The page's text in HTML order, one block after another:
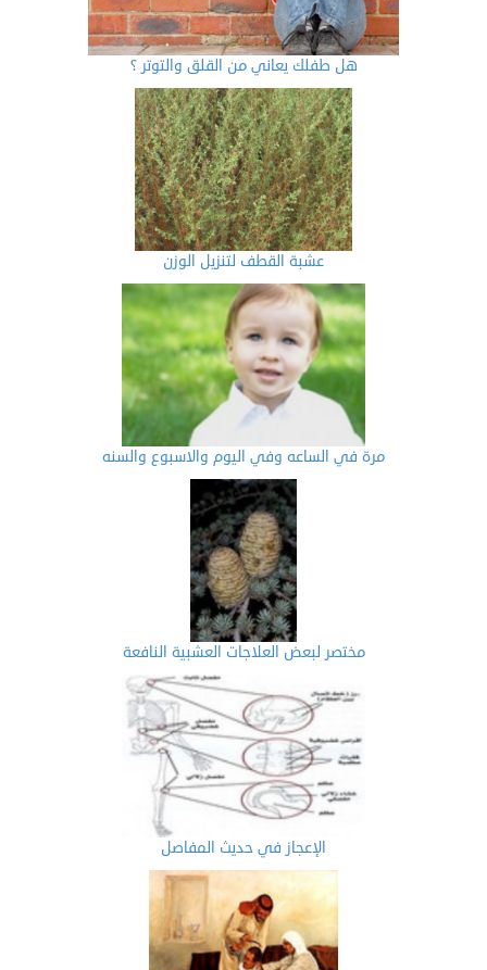
هل طفلك يعاني من القلق والتوتر ؟
عشبة القطف لتنزيل الوزن
مرة في الساعه وفي اليوم والاسبوع والسنه
مختصر لبعض العلاجات العشبية النافعة
الإعجاز في حديث المفاصل